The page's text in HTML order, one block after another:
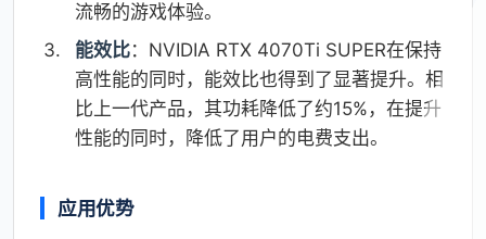
流畅的游戏体验。
能效比：NVIDIA RTX 4070Ti SUPER在保持
高性能的同时，能效比也得到了显著提升。相
比上一代产品，其功耗降低了约15%，在提升
性能的同时，降低了用户的电费支出。
应用优势